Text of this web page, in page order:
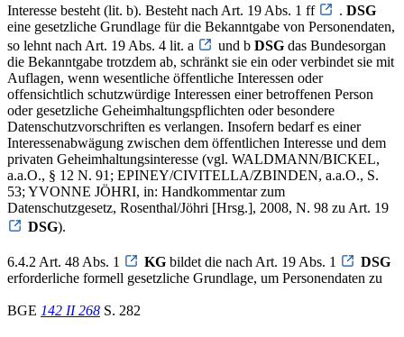
Interesse besteht (lit. b). Besteht nach Art. 19 Abs. 1 ff
. DSG
eine gesetzliche Grundlage für die Bekanntgabe von Personendaten,
so lehnt nach Art. 19 Abs. 4 lit. a
und b DSG das Bundesorgan
die Bekanntgabe trotzdem ab, schränkt sie ein oder verbindet sie mit
Auflagen, wenn wesentliche öffentliche Interessen oder
offensichtlich schutzwürdige Interessen einer betroffenen Person
oder gesetzliche Geheimhaltungspflichten oder besondere
Datenschutzvorschriften es verlangen. Insofern bedarf es einer
Interessenabwägung zwischen dem öffentlichen Interesse und dem
privaten Geheimhaltungsinteresse (vgl. WALDMANN/BICKEL,
a.a.O., § 12 N. 91; EPINEY/CIVITELLA/ZBINDEN, a.a.O., S.
53; YVONNE JÖHRI, in: Handkommentar zum
Datenschutzgesetz, Rosenthal/Jöhri [Hrsg.], 2008, N. 98 zu Art. 19
DSG).
6.4.2 Art. 48 Abs. 1 KG bildet die nach Art. 19 Abs. 1
DSG
erforderliche formell gesetzliche Grundlage, um Personendaten zu
BGE 142 II 268 S. 282